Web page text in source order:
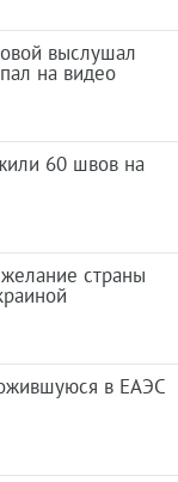
выслушал
на видео
60 швов на
страны
в ЕАЭС